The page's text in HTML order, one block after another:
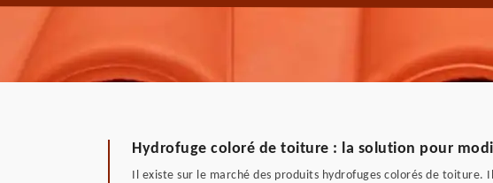
Hydrofuge coloré de toiture : la solution pour
Il existe sur le marché des produits hydrofuges colorés de